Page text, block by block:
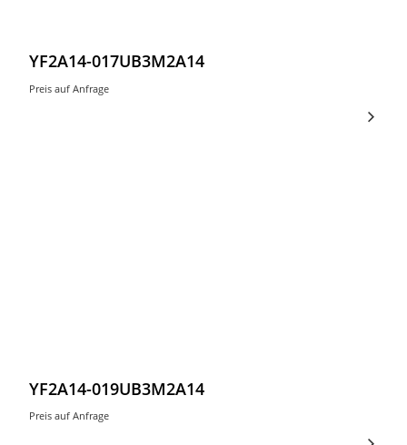
YF2A14-017UB3M2A14
Preis auf Anfrage
YF2A14-019UB3M2A14
Preis auf Anfrage